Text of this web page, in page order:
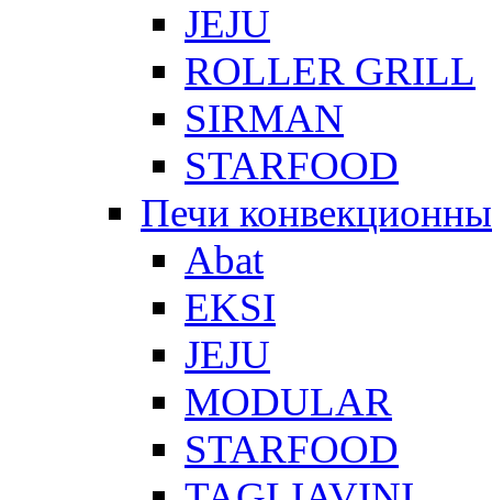
JEJU
ROLLER GRILL
SIRMAN
STARFOOD
Печи
Abat
EKSI
JEJU
MODULAR
STARFOOD